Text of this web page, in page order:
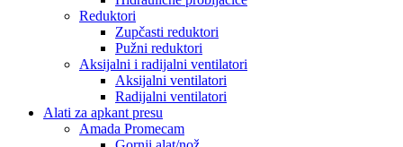
Reduktori
Zupčasti reduktori
Pužni reduktori
Aksijalni i radijalni ventilatori
Aksijalni ventilatori
Radijalni ventilatori
Alati za apkant presu
Amada Promecam